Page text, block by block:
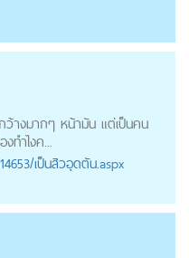
ว้างมากๆ หน้ามัน แต่เป็นคน
ทำไงค...
เป็นสิวอุดตัน.aspx